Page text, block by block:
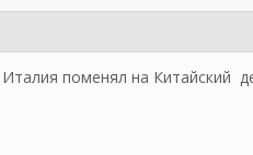
поменял на Китайский